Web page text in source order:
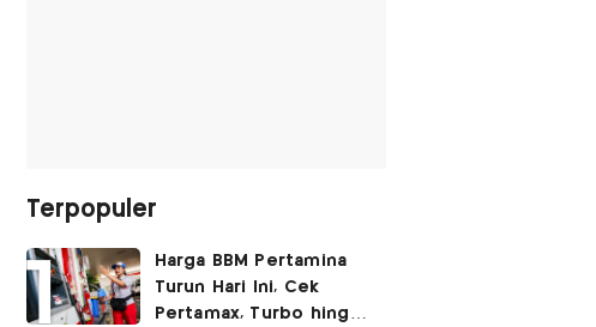
Terpopuler
Harga BBM Pertamina
Turun Hari Ini, Cek
Pertamax, Turbo hingga